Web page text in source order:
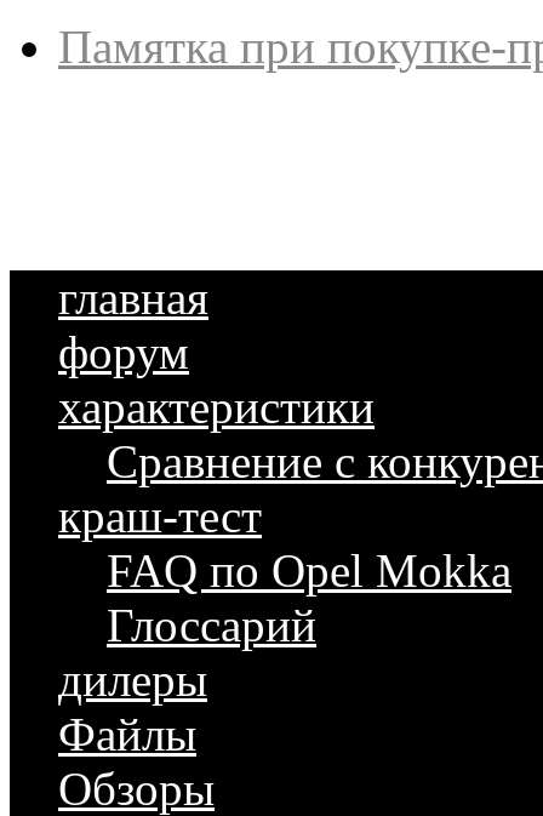
Памятка при покупке-
главная
форум
характеристики
Сравнение с
краш-тест
FAQ по Opel Mokka
Глоссарий
дилеры
Файлы
Обзоры